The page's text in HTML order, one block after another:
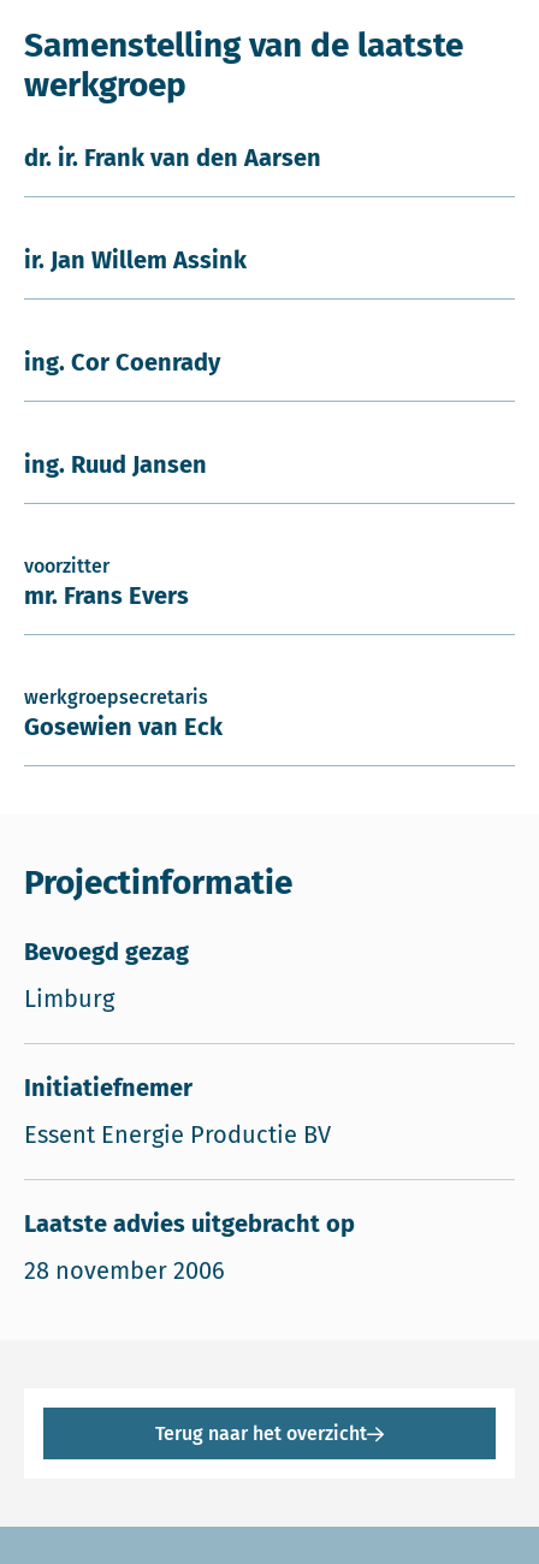
Samenstelling van de laatste
werkgroep
dr. ir. Frank van den Aarsen
ir. Jan Willem Assink
ing. Cor Coenrady
ing. Ruud Jansen
voorzitter
mr. Frans Evers
werkgroepsecretaris
Gosewien van Eck
Projectinformatie
Bevoegd gezag
Limburg
Initiatiefnemer
Essent Energie Productie BV
Laatste advies uitgebracht op
28 november 2006
Terug naar het overzicht